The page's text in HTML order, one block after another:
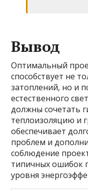
Вывод
Оптимальный
способствует не
затоплений, но и
естественного
должны сочетать
теплоизоляцию и
обеспечивает
проблем и
соблюдение
типичных ошибок
уровня